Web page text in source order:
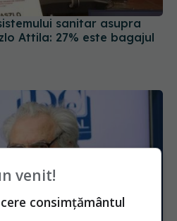
Attila: 27% este bagajul
venit!
consimțământul